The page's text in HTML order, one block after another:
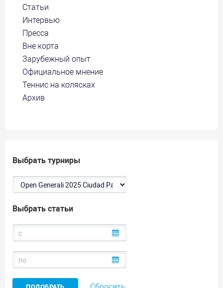
Статьи
Интервью
Пресса
Вне корта
Зарубежный опыт
Официальное мнение
Теннис на колясках
Архив
Выбрать турниры
Выбрать статьи